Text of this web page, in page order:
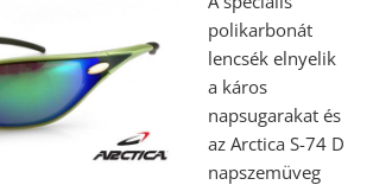
polikarbonát
lencsék elnyelik
a káros
napsugarakat és
az Arctica S-74 D
napszemüveg